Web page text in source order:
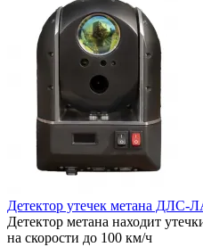
Детектор утечек метана ДЛС-
Детектор метана находит
на скорости до 100 км/ч